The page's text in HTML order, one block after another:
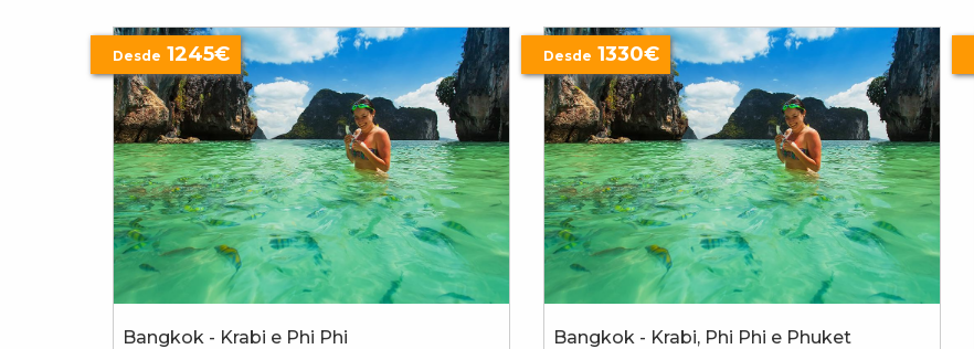
Bangkok - Krabi e Phi Phi
Desde 1245€
Bangkok - Krabi, Phi Phi e Phuket
Desde 1330€